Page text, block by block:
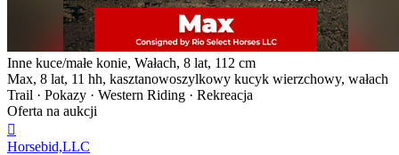
Inne kuce/małe konie, Wałach, 8 lat, 112 cm
Max, 8 lat, 11 hh, kasztanowoszylkowy kucyk wierzchowy, wałach
Trail · Pokazy · Western Riding · Rekreacja
Oferta na aukcji

Horsebid,LLC